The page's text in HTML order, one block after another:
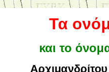
Τα
και το